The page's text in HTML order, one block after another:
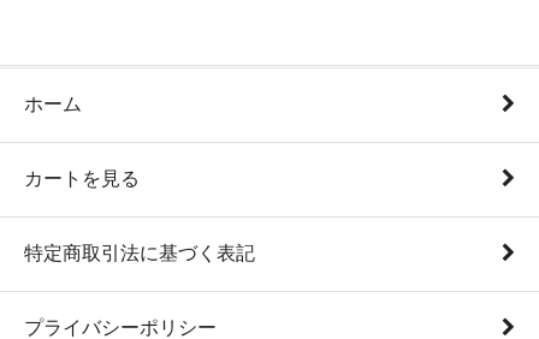
ホーム
カートを見る
特定商取引法に基づく表記
プライバシーポリシー